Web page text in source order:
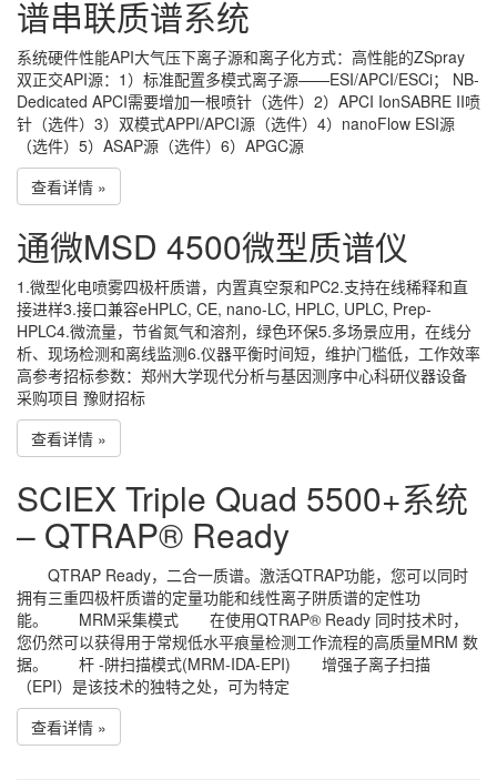
谱串联质谱系统
系统硬件性能API大气压下离子源和离子化方式：高性能的ZSpray
双正交API源：1）标准配置多模式离子源——ESI/APCI/ESCi； NB-
Dedicated APCI需要增加一根喷针（选件）2）APCI IonSABRE II喷
针（选件）3）双模式APPI/APCI源（选件）4）nanoFlow ESI源
（选件）5）ASAP源（选件）6）APGC源
查看详情 »
通微MSD 4500微型质谱仪
1.微型化电喷雾四极杆质谱，内置真空泵和PC2.支持在线稀释和直
接进样3.接口兼容eHPLC, CE, nano-LC, HPLC, UPLC, Prep-
HPLC4.微流量，节省氮气和溶剂，绿色环保5.多场景应用，在线分
析、现场检测和离线监测6.仪器平衡时间短，维护门槛低，工作效率
高参考招标参数：郑州大学现代分析与基因测序中心科研仪器设备
采购项目 豫财招标
查看详情 »
SCIEX Triple Quad 5500+系统
– QTRAP® Ready
QTRAP Ready，二合一质谱。激活QTRAP功能，您可以同时
拥有三重四极杆质谱的定量功能和线性离子阱质谱的定性功
能。 MRM采集模式 在使用QTRAP® Ready 同时技术时，
您仍然可以获得用于常规低水平痕量检测工作流程的高质量MRM 数
据。 杆 -阱扫描模式(MRM-IDA-EPI) 增强子离子扫描
（EPI）是该技术的独特之处，可为特定
查看详情 »